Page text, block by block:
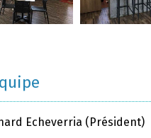
Echeverria (Président)